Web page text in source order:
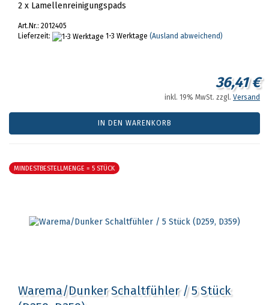
2 x Lamellenreinigungspads
Art.Nr.: 2012405
Lieferzeit:
1-3 Werktage (Ausland abweichend)
36,41 €
inkl. 19% MwSt. zzgl. Versand
IN DEN WARENKORB
MINDESTBESTELLMENGE = 5 STÜCK
Warema/Dunker Schaltfühler / 5 Stück